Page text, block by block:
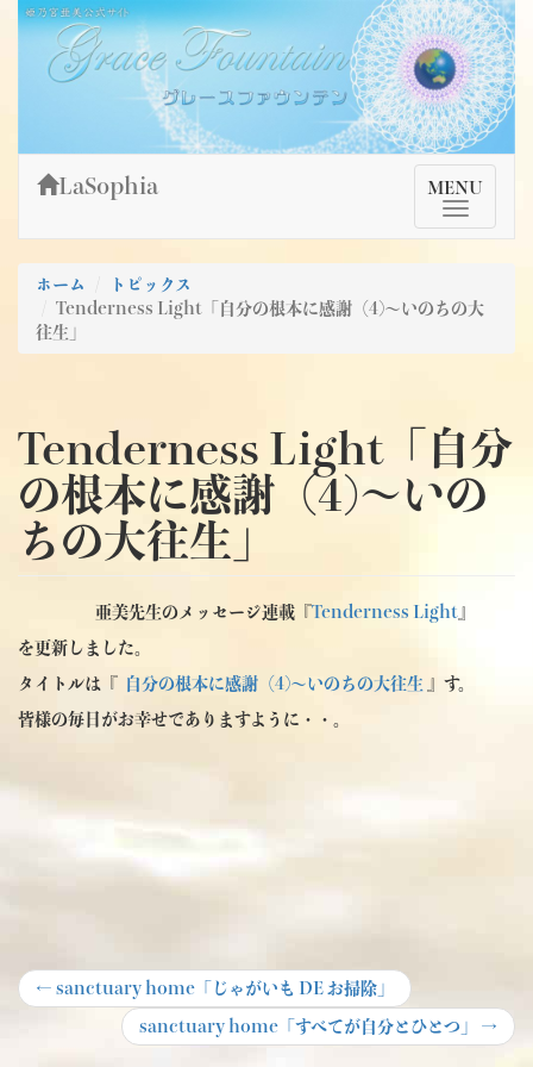
Skip
content
姫乃宮亜美公式サイト～Grace Fountain～
グレースファウンテン
TMenu
MENU
LaSophia
ホーム
トピックス
Tenderness Light「自分の根本に感謝（4)～いのちの大
往生」
Tenderness Light「自分
の根本に感謝（4)～いの
ちの大往生」
亜美先生のメッセージ連載『 Tenderness Light』
を更新しました。
タイトルは『 自分の根本に感謝（4)～いのちの大往生 』す。
皆様の毎日がお幸せでありますように・・。
投
← Previous
post:
sanctuary home「じゃがいも DE お掃除」
Next
post:
sanctuary home「すべてが自分とひとつ」 →